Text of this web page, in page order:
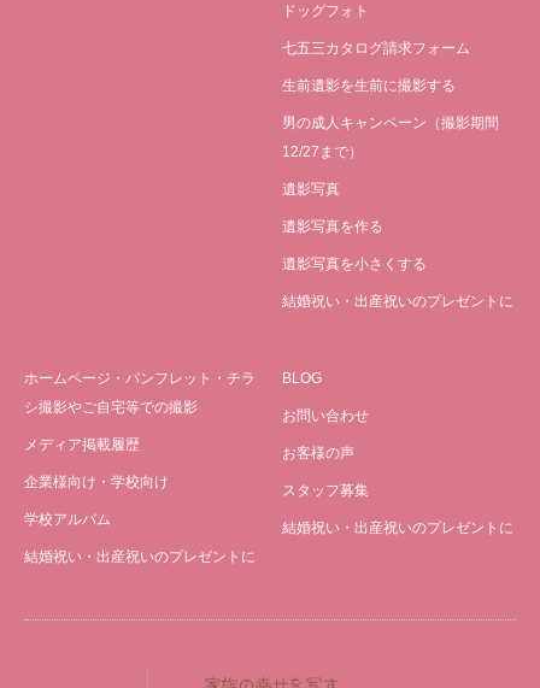
ドッグフォト
七五三カタログ請求フォーム
生前遺影を生前に撮影する
男の成人キャンペーン（撮影期間
12/27まで）
遺影写真
遺影写真を作る
遺影写真を小さくする
結婚祝い・出産祝いのプレゼントに
ホームページ・パンフレット・チラ
シ撮影やご自宅等での撮影
メディア掲載履歴
企業様向け・学校向け
学校アルバム
結婚祝い・出産祝いのプレゼントに
BLOG
お問い合わせ
お客様の声
スタッフ募集
結婚祝い・出産祝いのプレゼントに